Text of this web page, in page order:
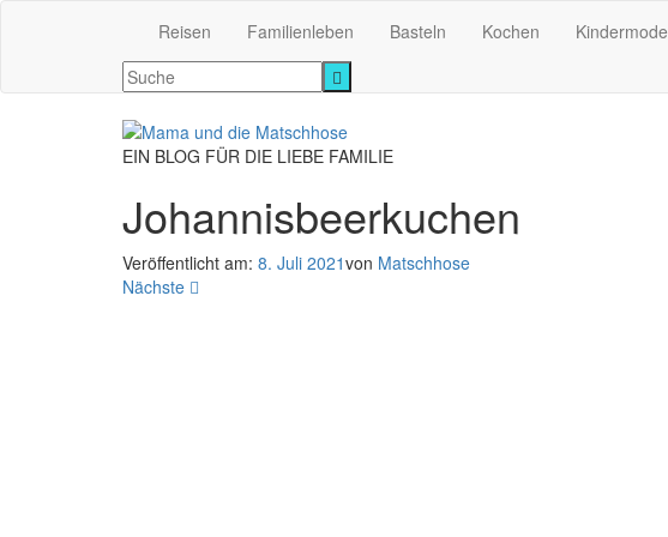
Reisen Familienleben Basteln Kochen Kindermode
EIN BLOG FÜR DIE LIEBE FAMILIE
Johannisbeerkuchen
Veröffentlicht am: 8. Juli 2021von Matschhose
Nächste